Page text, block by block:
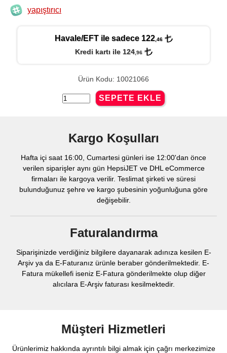
yapıştırıcı
Havale/EFT ile sadece 122,46
Kredi kartı ile 124,96
Ürün Kodu: 10021066
Kargo Koşulları
Hafta içi saat 16:00, Cumartesi günleri ise 12:00'dan önce
verilen siparişler aynı gün HepsiJET ve DHL eCommerce
firmaları ile kargoya verilir. Teslimat şirketi ve süresi
bulunduğunuz şehre ve kargo şubesinin yoğunluğuna göre
değişebilir.
Faturalandırma
Siparişinizde verdiğiniz bilgilere dayanarak adınıza kesilen E-
Arşiv ya da E-Faturanız ürünle beraber gönderilmektedir. E-
Fatura mükellefi iseniz E-Fatura gönderilmekte olup diğer
alıcılara E-Arşiv faturası kesilmektedir.
Müşteri Hizmetleri
Ürünlerimiz hakkında ayrıntılı bilgi almak için çağrı merkezimize